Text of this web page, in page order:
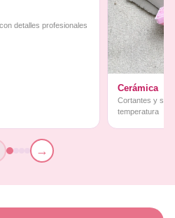
detalles profesionales
Cerámica
Cortantes y
temperatura
→